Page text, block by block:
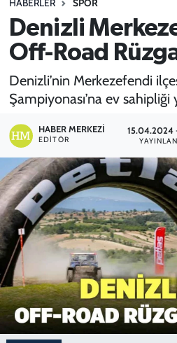
HABERLER SPOR
Denizli
Off-Road
Denizli’nin Merkezefendi
Şampiyonası’na ev sahipliği
HABER MERKEZI
EDITÖR
15.04.2024
SPOR
TEKNOLOJİ
YAŞAM